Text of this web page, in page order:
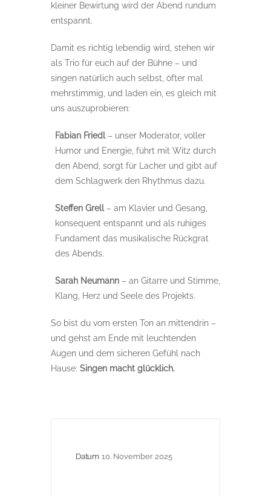
kleiner Bewirtung wird der Abend rundum
entspannt.
Damit es richtig lebendig wird, stehen wir
als Trio für euch auf der Bühne – und
singen natürlich auch selbst, öfter mal
mehrstimmig, und laden ein, es gleich mit
uns auszuprobieren:
Fabian Friedl – unser Moderator, voller
Humor und Energie, führt mit Witz durch
den Abend, sorgt für Lacher und gibt auf
dem Schlagwerk den Rhythmus dazu.
Steffen Grell – am Klavier und Gesang,
konsequent entspannt und als ruhiges
Fundament das musikalische Rückgrat
des Abends.
Sarah Neumann – an Gitarre und Stimme,
Klang, Herz und Seele des Projekts.
So bist du vom ersten Ton an mittendrin –
und gehst am Ende mit leuchtenden
Augen und dem sicheren Gefühl nach
Hause: Singen macht glücklich.
Datum 10. November 2025